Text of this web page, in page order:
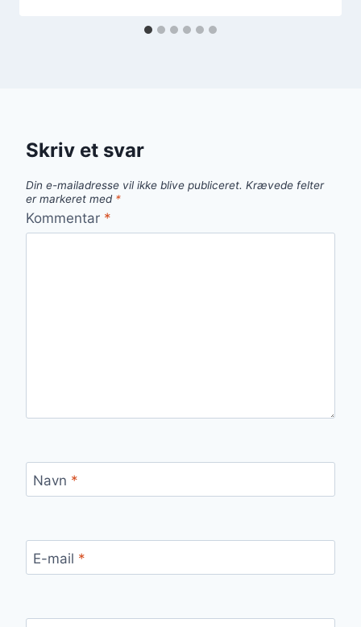
Skriv et svar
Din e-mailadresse vil ikke blive publiceret. Krævede felter
er markeret med *
Kommentar *
Navn *
E-mail *